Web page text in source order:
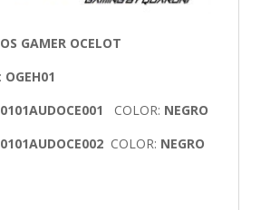
GAMER OCELOT
OGEH01
0101AUDOCE001 COLOR: NEGRO
0101AUDOCE002COLOR: NEGRO